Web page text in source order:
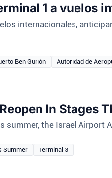
1 a vuelos
internacionales,
Ben Gurión Autoridad de
In Stages
summer, the Israel
Summer Terminal 3